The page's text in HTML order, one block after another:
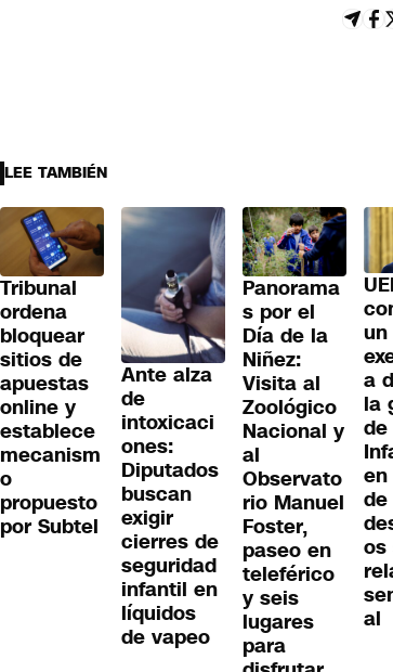
LEE TAMBIÉN
Tribunal
ordena
bloquear
sitios de
apuestas
online y
establece
mecanism
o
propuesto
por Subtel
Ante alza
de
intoxicaci
ones:
Diputados
buscan
exigir
cierres de
seguridad
infantil en
líquidos
de vapeo
Panorama
s por el
Día de la
Niñez:
Visita al
Zoológico
Nacional y
al
Observato
rio Manuel
Foster,
paseo en
teleférico
y seis
lugares
para
a
la
de
de
os
al